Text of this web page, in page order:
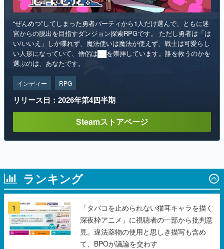
運営：株式会社マレ
“ぜんめつ”してしまった勇者パーティから1人だけ選んで、ともに迷
宮からの脱出を目指すダンジョン探索RPGです。 ただし勇者は「は
い/いいえ」しか喋れず、魔法使いは魔法が使えず、戦士は可愛らし
い人形になっていて、僧侶は██を崇拝しています。誰を救うのかを
選ぶのは、あなたです。
インディー RPG
リリース日：2026年第4四半期
Steamストアページ
ランキング
1
「タバコを止められない猫耳キャラを描く
深夜枠アニメ」に視聴者の一部から批判意
見。違法薬物の使用と思しき描写も含め
て、BPOが議論を交わす